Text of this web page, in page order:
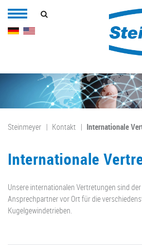
Steinmeyer Kontakt Internationale
Internationale
Unsere internationalen Vertretungen sind
Ansprechpartner vor Ort für die
Kugelgewindetrieben.